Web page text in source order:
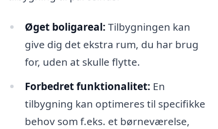
Øget boligareal: Tilbygningen kan
give dig det ekstra rum, du har brug
for, uden at skulle flytte.
Forbedret funktionalitet: En
tilbygning kan optimeres til specifikke
behov som f.eks. et børneværelse,